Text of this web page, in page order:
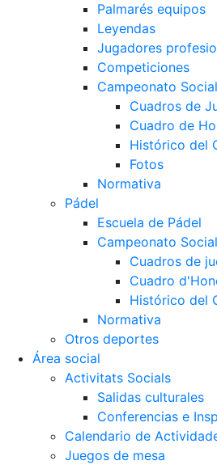
Palmarés equipos
Leyendas
Jugadores
Competiciones
Campeonato
Cuadros de
Cuadro de
Histórico del
Fotos
Normativa
Pádel
Escuela de Pádel
Campeonato
Cuadros de
Cuadro
Histórico del
Normativa
Otros deportes
Área social
Activitats Socials
Salidas culturales
Conferencias e
Calendario de
Juegos de mesa